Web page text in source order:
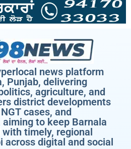
news platform
Punjab, delivering
agriculture, and
district developments
cases, and
to keep Barnala
timely, regional
across digital and social